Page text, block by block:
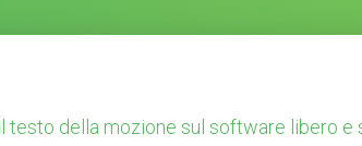
testo della mozione sul software libero e